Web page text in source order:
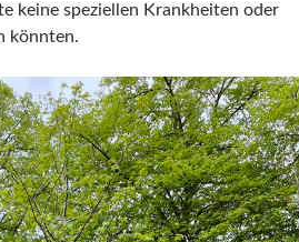
keine speziellen Krankheiten oder
könnten.